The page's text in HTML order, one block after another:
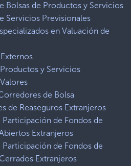
Bolsas de Productos y Servicios
Servicios Previsionales
en Valuación de
y Servicios
de Bolsa
de Reaseguros Extranjeros
Participación de Fondos de
Extranjeros
Participación de Fondos de
Extranjeros